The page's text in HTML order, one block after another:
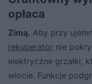
opłaca
Zimą. Aby przy
rekuperator nie
elektryczne grzałki,
wlocie. Funkcje